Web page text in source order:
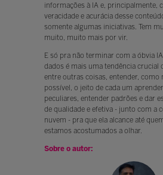
informações à IA e, principalmente,
veracidade e acurácia desse
somente algumas iniciativas. Tem
muito, muito mais por vir.
E só pra não terminar com a óbvia
dados é mais uma tendência crucial
entre outras coisas, entender, como
possível, o jeito de cada um
peculiares, entender padrões e dar
de qualidade e efetiva - junto com a
nuvem - pra que ela alcance até
estamos acostumados a olhar.
Sobre o autor: